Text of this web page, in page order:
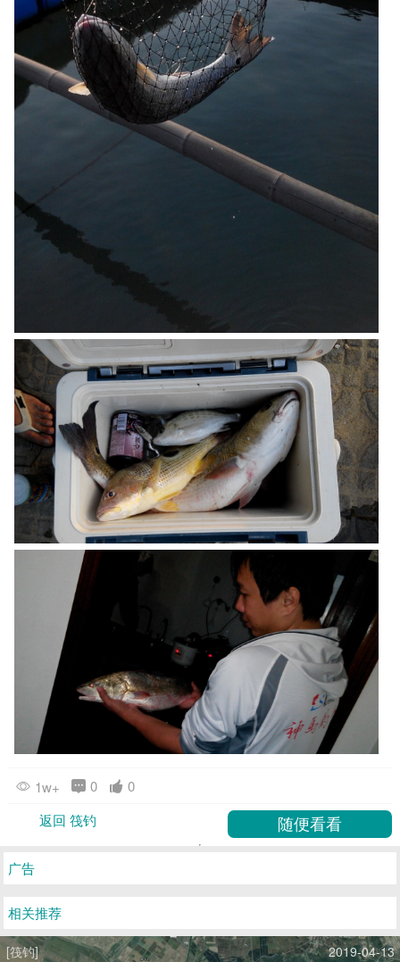
1w+ 0
0
返回 筏钓
广告
相关推荐
[筏钓] 2019-04-13